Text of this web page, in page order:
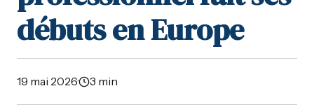
débuts en Europe
19 mai 2026· 3 min